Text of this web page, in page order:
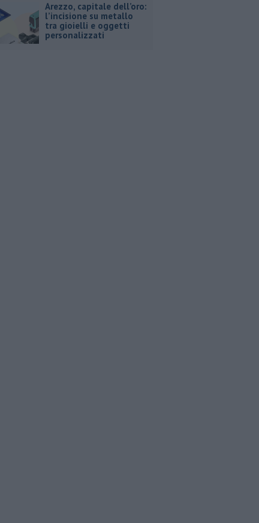
Arezzo, capitale dell’oro:
l’incisione su metallo
tra gioielli e oggetti
personalizzati